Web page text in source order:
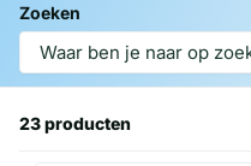
Zoeken
Homepage
23 producten